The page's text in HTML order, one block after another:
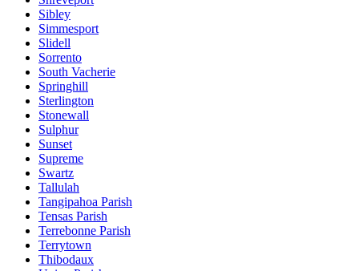
Sibley
Simmesport
Slidell
Sorrento
South Vacherie
Springhill
Sterlington
Stonewall
Sulphur
Sunset
Supreme
Swartz
Tallulah
Tangipahoa Parish
Tensas Parish
Terrebonne Parish
Terrytown
Thibodaux